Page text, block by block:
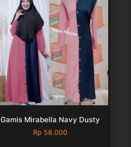
Gamis Mirabella Navy Dusty
Rp 58.000